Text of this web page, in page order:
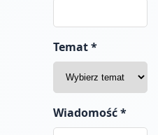
Temat *
Wiadomość *